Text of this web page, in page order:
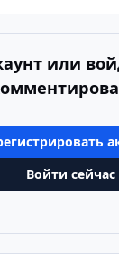
или
Войти сейчас